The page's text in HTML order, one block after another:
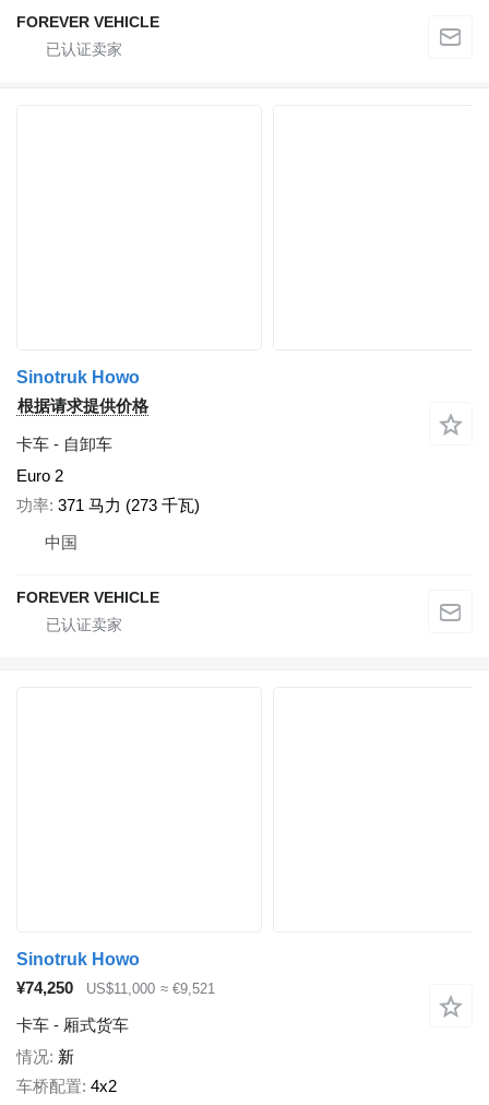
FOREVER VEHICLE
Sinotruk Howo
根据请求提供价格
卡车 - 自卸车
Euro 2
功率 371 马力 (273 千瓦)
中国
FOREVER VEHICLE
Sinotruk Howo
¥74,250
US$11,000 ≈ €9,521
卡车 - 厢式货车
情况 新
车桥配置 4x2